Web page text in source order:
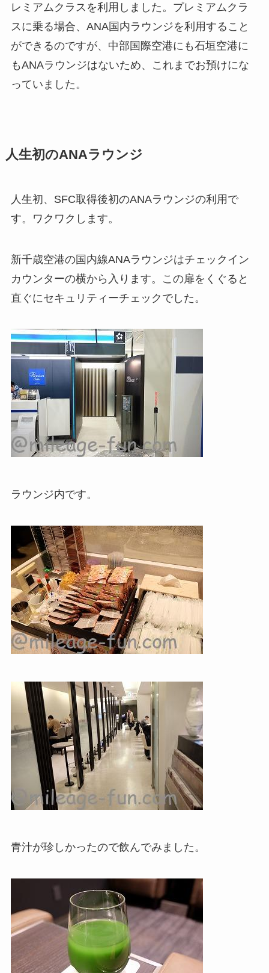
レミアムクラスを利用しました。プレミアムクラ
スに乗る場合、ANA国内ラウンジを利用すること
ができるのですが、中部国際空港にも石垣空港に
もANAラウンジはないため、これまでお預けにな
っていました。
人生初のANAラウンジ
人生初、SFC取得後初のANAラウンジの利用で
す。ワクワクします。
新千歳空港の国内線ANAラウンジはチェックイン
カウンターの横から入ります。この扉をくぐると
直ぐにセキュリティーチェックでした。
ラウンジ内です。
青汁が珍しかったので飲んでみました。